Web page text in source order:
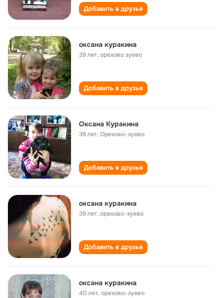
Добавить в друзья
оксана куракина
39 лет,орехово зуево
Добавить в друзья
Оксана Куракина
39 лет,Орехово-зуево
Добавить в друзья
оксана куракина
39 лет,орехово-зуево
Добавить в друзья
оксана куракина
40 лет,орехово-зуево